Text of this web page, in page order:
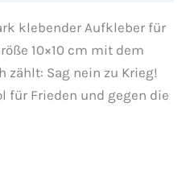
klebender Aufkleber für
10×10 cm mit dem
zählt: Sag nein zu Krieg!
für Frieden und gegen die